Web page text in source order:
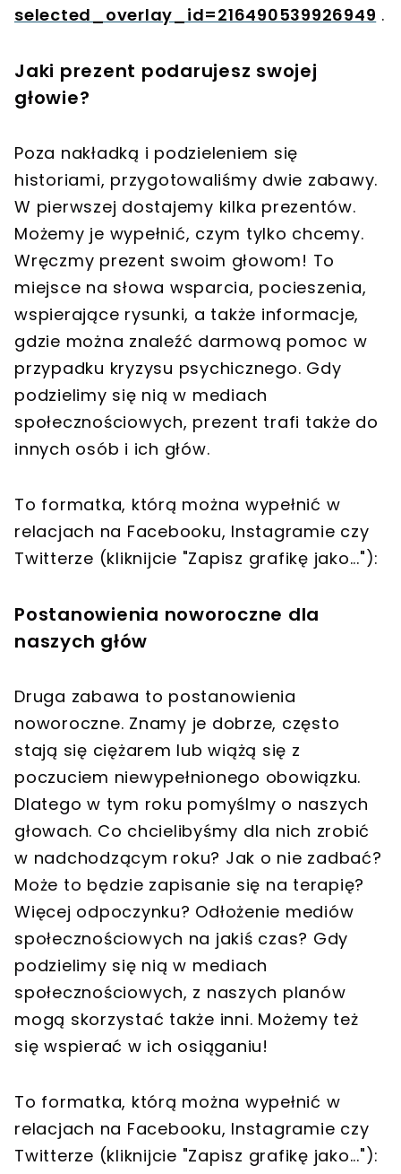
selected_overlay_id=216490539926949 .
Jaki prezent podarujesz swojej
głowie?
Poza nakładką i podzieleniem się
historiami, przygotowaliśmy dwie zabawy.
W pierwszej dostajemy kilka prezentów.
Możemy je wypełnić, czym tylko chcemy.
Wręczmy prezent swoim głowom! To
miejsce na słowa wsparcia, pocieszenia,
wspierające rysunki, a także informacje,
gdzie można znaleźć darmową pomoc w
przypadku kryzysu psychicznego. Gdy
podzielimy się nią w mediach
społecznościowych, prezent trafi także do
innych osób i ich głów.
To formatka, którą można wypełnić w
relacjach na Facebooku, Instagramie czy
Twitterze (kliknijcie "Zapisz grafikę jako..."):
Postanowienia noworoczne dla
naszych głów
Druga zabawa to postanowienia
noworoczne. Znamy je dobrze, często
stają się ciężarem lub wiążą się z
poczuciem niewypełnionego obowiązku.
Dlatego w tym roku pomyślmy o naszych
głowach. Co chcielibyśmy dla nich zrobić
w nadchodzącym roku? Jak o nie zadbać?
Może to będzie zapisanie się na terapię?
Więcej odpoczynku? Odłożenie mediów
społecznościowych na jakiś czas? Gdy
podzielimy się nią w mediach
społecznościowych, z naszych planów
mogą skorzystać także inni. Możemy też
się wspierać w ich osiąganiu!
To formatka, którą można wypełnić w
relacjach na Facebooku, Instagramie czy
Twitterze (kliknijcie "Zapisz grafikę jako..."):